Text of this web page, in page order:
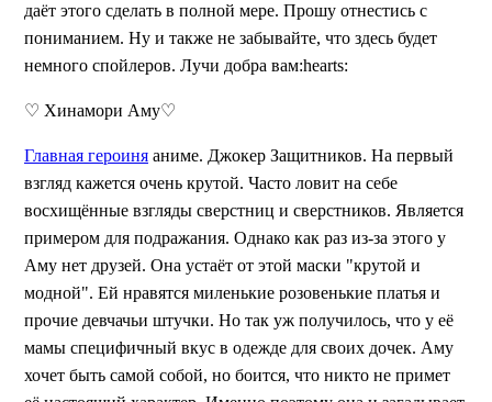
даёт этого сделать в полной мере. Прошу отнестись с
пониманием. Ну и также не забывайте, что здесь будет
немного спойлеров. Лучи добра вам:hearts:
♡ Хинамори Аму♡
Главная героиня аниме. Джокер Защитников. На первый
взгляд кажется очень крутой. Часто ловит на себе
восхищённые взгляды сверстниц и сверстников. Является
примером для подражания. Однако как раз из-за этого у
Аму нет друзей. Она устаёт от этой маски "крутой и
модной". Ей нравятся миленькие розовенькие платья и
прочие девчачьи штучки. Но так уж получилось, что у её
мамы специфичный вкус в одежде для своих дочек. Аму
хочет быть самой собой, но боится, что никто не примет